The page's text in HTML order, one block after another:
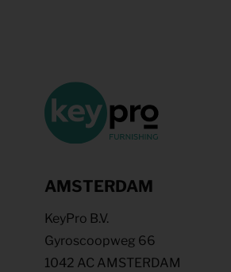
AMSTERDAM
KeyPro B.V.
Gyroscoopweg 66
1042 AC AMSTERDAM